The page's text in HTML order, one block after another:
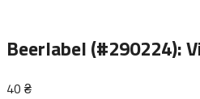
Beerlabel (#290224):
40 ₴